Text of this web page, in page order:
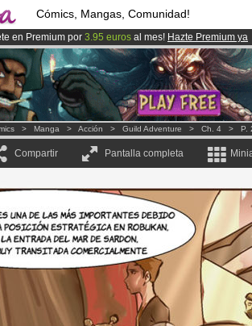
Cómics, Mangas, Comunidad!
en Premium por 3.95 euros al mes! Hazte Premium ya
Amilova está desormado lanzado!.
134393miembrosy 1208 Cómics y Mangas!.
> Manga > Acción > Guild Adventure > Ch. 4 > P.
Compartir Pantalla completa